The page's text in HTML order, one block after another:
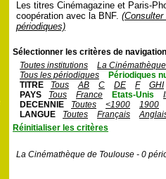
Les titres Cinémagazine et Paris-
coopération avec la BNF.
périodiques)
Sélectionner les critères de
Toutes institutions
La
Tous les périodiques
Périodiques
TITRE
Tous AB C DE F
GHI
PAYS
Tous France Etats-Unis
DECENNIE
Toutes <1900
1900
LANGUE
Toutes Français
Réinitialiser les critères
La Cinémathèque de Toulouse - 0